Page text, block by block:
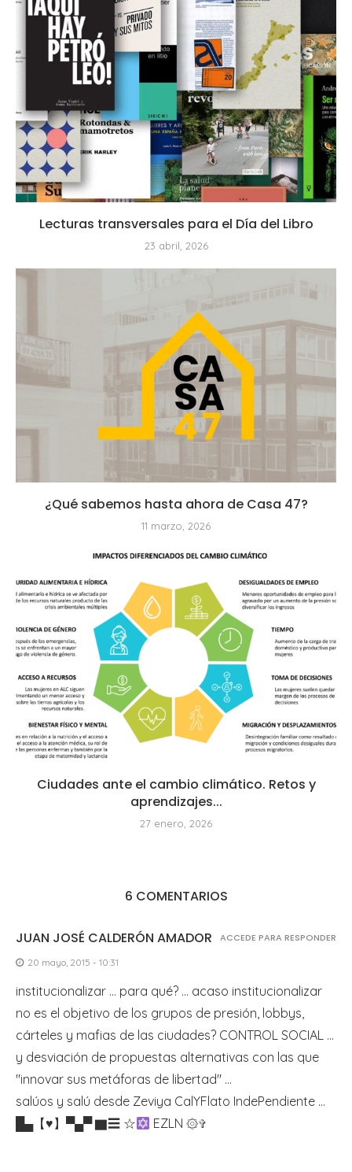
Lecturas transversales para el Día del Libro
23 abril, 2026
¿Qué sabemos hasta ahora de Casa 47?
11 marzo, 2026
Ciudades ante el cambio climático. Retos y
aprendizajes...
27 enero, 2026
6 COMENTARIOS
JUAN JOSÉ CALDERÓN AMADOR
20 mayo, 2015 - 10:31
institucionalizar … para qué? … acaso institucionalizar
no es el objetivo de los grupos de presión, lobbys,
cárteles y mafias de las ciudades? CONTROL SOCIAL …
y desviación de propuestas alternativas con las que
"innovar sus metáforas de libertad" …
salúos y salú desde Zeviya CalYFlato IndePendiente …
█▄【♥】▀▄▀ ▇☰ ☆ EZLN ۞✞
ACCEDE PARA RESPONDER